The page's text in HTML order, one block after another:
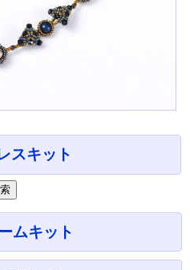
スキット
ムキット